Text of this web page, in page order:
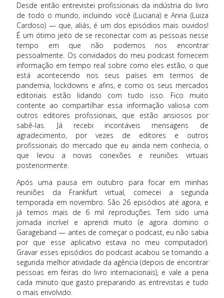
Desde então entrevistei profissionais da indústria do livro
de todo o mundo, incluindo você (Luciana) e Anna (Luiza
Cardoso) — que, aliás, é um dos episódios mais ouvidos!
É um ótimo jeito de se reconectar com as pessoas nesse
tempo em que não podemos nos encontrar
pessoalmente. Os convidados do meu podcast fornecem
informação em tempo real sobre como eles estão, o que
está acontecendo nos seus países em termos de
pandemia, lockdowns e afins, e como os seus mercados
editoriais estão lidando com tudo isso. Fico muito
contente ao compartilhar essa informação valiosa com
outros editores profissionais, que estão ansiosos por
sabê-las. Já recebi incontáveis mensagens de
agradecimento, por vezes de editores e outros
profissionais do mercado que eu ainda nem conhecia, o
que levou a novas conexões e reuniões virtuais
posteriormente.
Após uma pausa em outubro para focar em minhas
reuniões da Frankfurt virtual, comecei a segunda
temporada em novembro. São 26 episódios até agora, e
já temos mais de 6 mil reproduções. Tem sido uma
jornada incrível e aprendi muito (e agora domino o
Garageband — antes de começar o podcast, eu não sabia
por que esse aplicativo estava no meu computador).
Gravar esses episódios do podcast acabou se tornando a
segunda melhor atividade da agência (depois de encontrar
pessoas em feiras do livro internacionais), e vale a pena
cada minuto que gasto preparando as entrevistas e tudo
o mais envolvido.